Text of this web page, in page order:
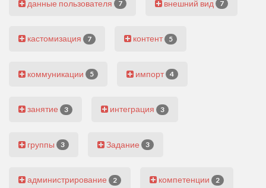
данные пользователя 7 внешний вид 7
кастомизация 7 контент 5
коммуникации 5 импорт 4
занятие 3 интеграция 3
группы 3 Задание 3
администрирование 2 компетенции 2